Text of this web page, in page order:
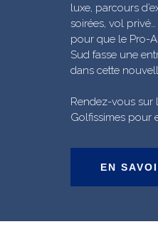
luxe, parcours
soirées, vol
pour que le Pro-
Sud fasse une
dans cette
Rendez-vous sur
Golfissimes pour
EN